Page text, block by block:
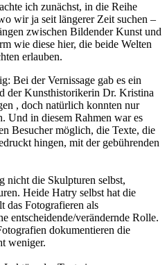
von Harald Schwiers
Harald Schwiers
Balke
of The Länd
– Kunst
Jürgen Linde und Dietmar
und Flugschwein
ich zunächst, in die Reihe
wir ja seit längerer Zeit suchen –
zwischen Bildender Kunst und
wie diese hier, die beide Welten
erlauben.
Bei der Vernissage gab es ein
der Kunsthistorikerin Dr. Kristina
, doch natürlich konnten nur
Und in diesem Rahmen war es
Besucher möglich, die Texte, die
hingen, mit der gebührenden
nicht die Skulpturen selbst,
Heide Hatry selbst hat die
das Fotografieren als
entscheidende/verändernde Rolle.
dokumentieren die
weniger.